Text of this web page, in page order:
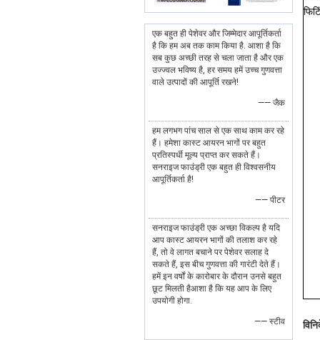
एक बहुत ही पेशेवर और जिम्मेदार आपूर्तिकर्ता
है कि हम अब तक काम किया है. आशा है कि
सब कुछ अच्छी तरह से चला जाता है और एक
उज्ज्वल भविष्य है, हर समय हमें उच्च गुणवत्ता
वाले उत्पादों की आपूर्ति रखने!
—— जैक
हम लगभग पांच साल से एक साथ काम कर रहे
हैं। हमेशा कास्ट आयरन भागों पर बहुत
प्रतिस्पर्धी मूल्य प्राप्त कर सकते हैं।
सनराइज फाउंड्री एक बहुत ही विश्वसनीय
आपूर्तिकर्ता है!
—— पीटर
सनराइज फाउंड्री एक अच्छा विकल्प है यदि
आप कास्ट आयरन भागों की तलाश कर रहे
हैं, तो वे लागत बचाने पर पेशेवर सलाह दे
सकते हैं, इस बीच गुणवत्ता की गारंटी देते हैं।
हमें इन वर्षों के कारोबार के दौरान उनसे बहुत
छूट मिलती हैआशा है कि यह आप के लिए
उपयोगी होगा.
—— स्टीव